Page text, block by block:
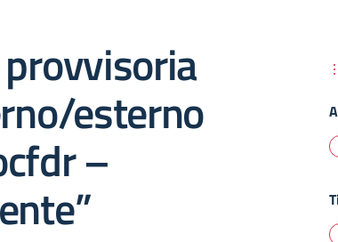
esterno
–